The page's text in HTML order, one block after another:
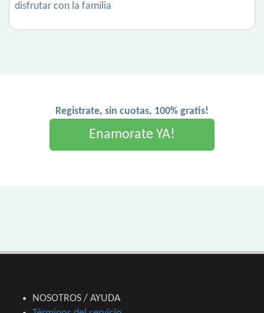
disfrutar con la familia
Registrate, sin cuotas, 100% gratis!
Enamorate YA!
NOSOTROS / AYUDA